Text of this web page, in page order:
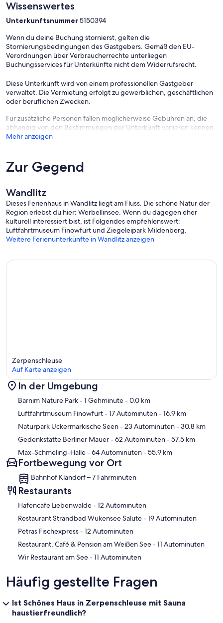
Biosphärenreservat Schorfheide.
Im Hafendorf Zerpenschleuse ist eine Zahlung mit EC-Karte nicht
möglich, bitte nur Barzahlung.
Das Hafendorf Zerpenschleuse ist noch im Bau, sodass es zu
Bautätigkeiten in der Nachbarschaft kommen kann.
- Parkplatz a.d. Grund/kostenlos
- Jugendgruppen nicht zugelassen
- Kinderbett: 1
- Kinderstuhl: 1
Wissenswertes
Unterkunftsnummer5150394
Wenn du deine Buchung stornierst, gelten die
Stornierungsbedingungen des Gastgebers. Gemäß den EU-
Verordnungen über Verbraucherrechte unterliegen
Buchungsservices für Unterkünfte nicht dem Widerrufsrecht.
Diese Unterkunft wird von einem professionellen Gastgeber
verwaltet. Die Vermietung erfolgt zu gewerblichen, geschäftlichen
oder beruflichen Zwecken.
Für zusätzliche Personen fallen möglicherweise Gebühren an, die
abhängig von den Bestimmungen der Unterkunft variieren können.
Mehr anzeigen
Zur Gegend
Wandlitz
Dieses Ferienhaus in Wandlitz liegt am Fluss. Die schöne Natur der
Region erlebst du hier: Werbellinsee. Wenn du dagegen eher
kulturell interessiert bist, ist Folgendes empfehlenswert:
Luftfahrtmuseum Finowfurt und Ziegeleipark Mildenberg.
Weitere Ferienunterkünfte in Wandlitz anzeigen
Karte
Zerpenschleuse
Auf Karte anzeigen
In der Umgebung
Barnim Nature Park- 1 Gehminute- 0.0 km
Luftfahrtmuseum Finowfurt- 17 Autominuten- 16.9 km
Naturpark Uckermärkische Seen- 23 Autominuten- 30.8 km
Gedenkstätte Berliner Mauer- 62 Autominuten- 57.5 km
Max-Schmeling-Halle- 64 Autominuten- 55.9 km
Fortbewegung vor Ort
Bahnhof Klandorf – 7 Fahrminuten
Restaurants
‪Hafencafe Liebenwalde - ‬12 Autominuten
‪Restaurant Strandbad Wukensee Salute - ‬19 Autominuten
‪Petras Fischexpress - ‬12 Autominuten
‪Restaurant, Café & Pension am Weißen See - ‬11 Autominuten
‪Wir Restaurant am See - ‬11 Autominuten
Häufig gestellte Fragen
Ist Schönes Haus in Zerpenschleuse mit Sauna
haustierfreundlich?